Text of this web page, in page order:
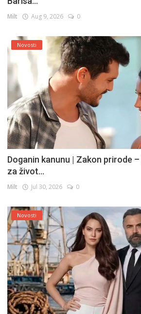
Milt Aug 9, 2026 0
Novosti
Doganin kanunu | Zakon prirode
za život...
Milt Jul 30, 2026 0
Novosti